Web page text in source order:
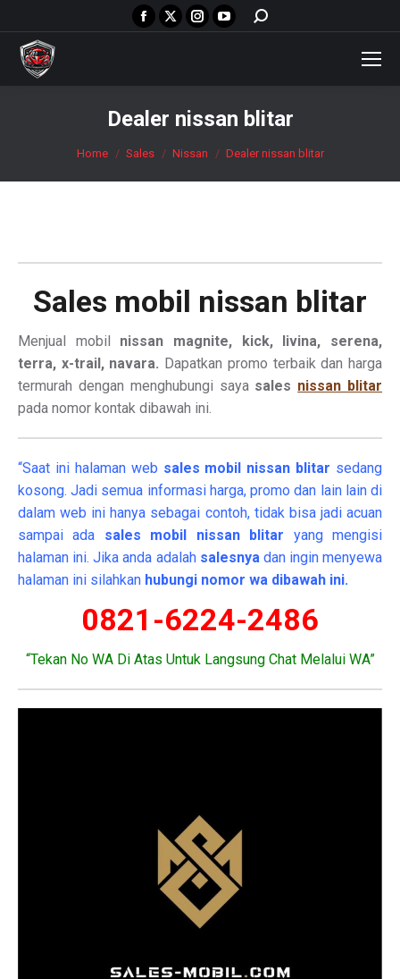
Facebook
page
window
X
page
new
window
Instagram
page
window
YouTube
page
new
window
Search:
Dealer nissan blitar
You are here:
Home Sales Nissan Dealer nissan blitar
Sales mobil nissan blitar
Menjual mobil nissan magnite, kick, livina, serena,
terra, x-trail, navara. Dapatkan promo terbaik dan harga
termurah dengan menghubungi saya sales nissan blitar
pada nomor kontak dibawah ini.
“Saat ini halaman web sales mobil nissan blitar sedang
kosong. Jadi semua informasi harga, promo dan lain lain di
dalam web ini hanya sebagai contoh, tidak bisa jadi acuan
sampai ada sales mobil nissan blitar yang mengisi
halaman ini. Jika anda adalah salesnyadan ingin menyewa
halaman ini silahkan hubungi nomor wa dibawah ini.
0821-6224-2486
“Tekan No WA Di Atas Untuk Langsung Chat Melalui WA”